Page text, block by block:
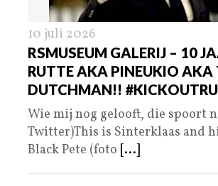
10 juli 2026
RSMUSEUM GALERIJ – 10
RUTTE AKA PINEUKIO AKA
DUTCHMAN!!
Wie mij nog gelooft, die spoort
Twitter)This is Sinterklaas and
Black Pete (foto [...]